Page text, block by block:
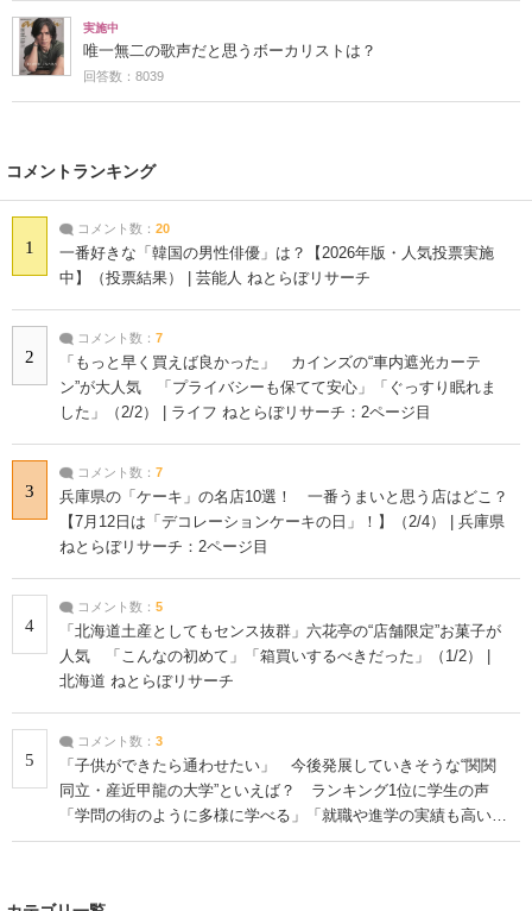
実施中
唯一無二の歌声だと思うボーカリストは？
回答数：8039
コメントランキング
1
コメント数： 20
一番好きな「韓国の男性俳優」は？【2026年版・人気投票実施
中】（投票結果） | 芸能人 ねとらぼリサーチ
2
コメント数： 7
「もっと早く買えば良かった」 カインズの“車内遮光カーテ
ン”が大人気 「プライバシーも保てて安心」「ぐっすり眠れま
した」（2/2） | ライフ ねとらぼリサーチ：2ページ目
3
コメント数： 7
兵庫県の「ケーキ」の名店10選！ 一番うまいと思う店はどこ？
【7月12日は「デコレーションケーキの日」！】（2/4） | 兵庫県
ねとらぼリサーチ：2ページ目
4
コメント数： 5
「北海道土産としてもセンス抜群」六花亭の“店舗限定”お菓子が
人気 「こんなの初めて」「箱買いするべきだった」（1/2） |
北海道 ねとらぼリサーチ
5
コメント数： 3
「子供ができたら通わせたい」 今後発展していきそうな“関関
同立・産近甲龍の大学”といえば？ ランキング1位に学生の声
「学問の街のように多様に学べる」「就職や進学の実績も高い」
| 大学 ねとらぼリサーチ